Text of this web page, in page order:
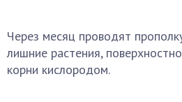
Через месяц проводят
лишние растения,
корни кислородом.